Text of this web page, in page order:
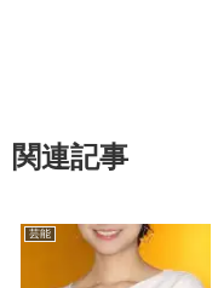
関連記事
芸能